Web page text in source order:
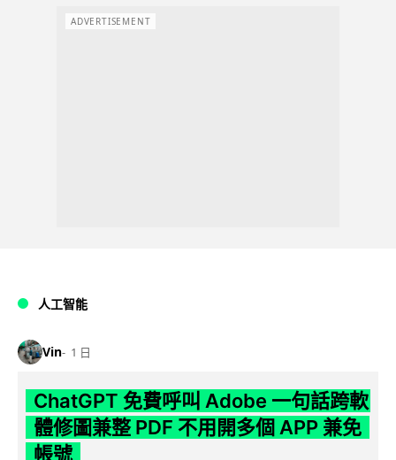
ADVERTISEMENT
人工智能
Vin 1 日
ChatGPT 免費呼叫 Adobe 一句話跨軟
體修圖兼整 PDF 不用開多個 APP 兼免
帳號